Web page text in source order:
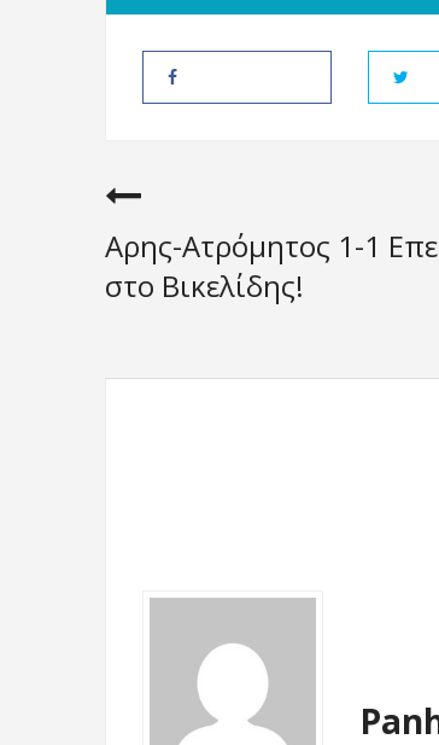
Αρης-Ατρόμητος 1-1
στο Βικελίδης!